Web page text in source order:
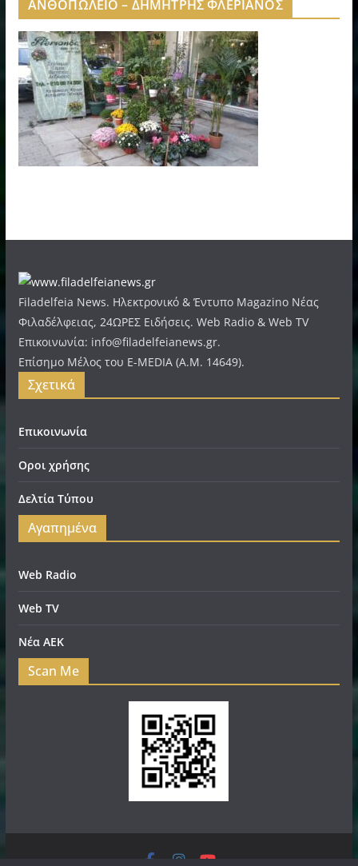
ΑΝΘΟΠΩΛΕΙΟ – ΔΗΜΗΤΡΗΣ ΦΛΕΡΙΑΝΟΣ
Filadelfeia News. Ηλεκτρονικό & Έντυπο Magazino Νέας
Φιλαδέλφειας, 24ΩΡΕΣ Ειδήσεις. Web Radio & Web TV
Επικοινωνία: info@filadelfeianews.gr.
Επίσημο Μέλος του E-MEDIA (A.M. 14649).
Σχετικά
Επικοινωνία
Οροι χρήσης
Δελτία Τύπου
Αγαπημένα
Web Radio
Web TV
Νέα ΑΕΚ
Scan Me